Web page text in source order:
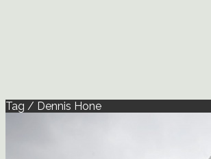
Tag / Dennis Hone